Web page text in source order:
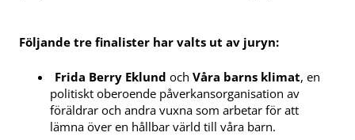
Följande tre finalister har valts ut av juryn:
Frida Berry Eklund ochVåra barns klimat, en
politiskt oberoende påverkansorganisation av
föräldrar och andra vuxna som arbetar för att
lämna över en hållbar värld till våra barn.